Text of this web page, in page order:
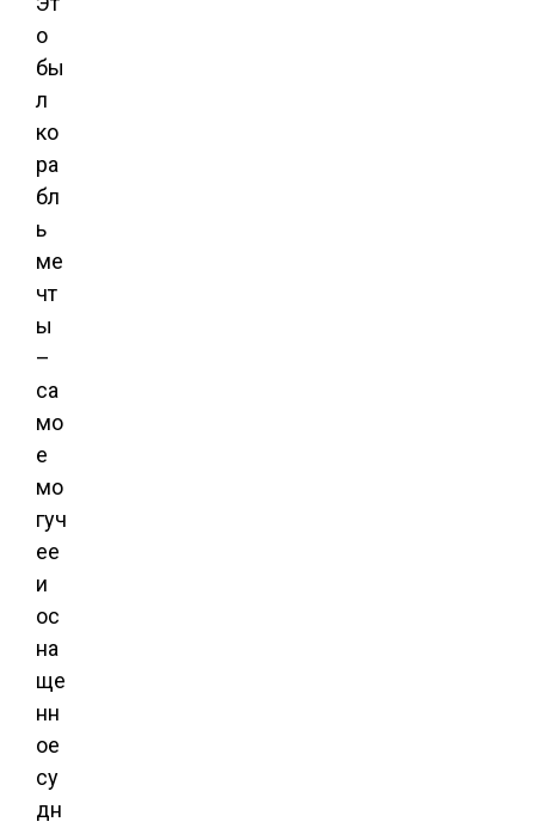
о
бы
л
ко
ра
бл
ь
ме
чт
ы
–
са
мо
е
мо
гуч
ее
и
ос
на
ще
нн
ое
су
дн